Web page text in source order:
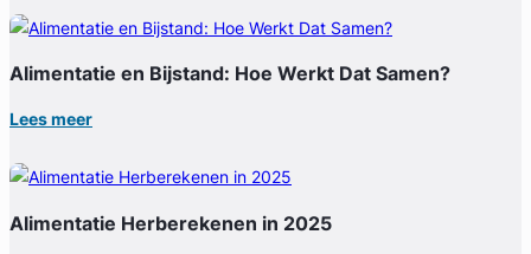
Alimentatie en Bijstand: Hoe Werkt Dat Samen?
Lees meer
Alimentatie Herberekenen in 2025